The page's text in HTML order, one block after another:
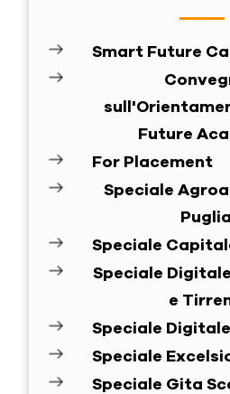
Smart Future
Future
For Placement
Speciale
Puglia
Speciale
Speciale
e
Speciale
Speciale
Speciale Gita